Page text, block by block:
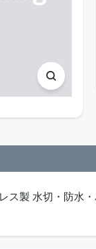
ス製 水切・防